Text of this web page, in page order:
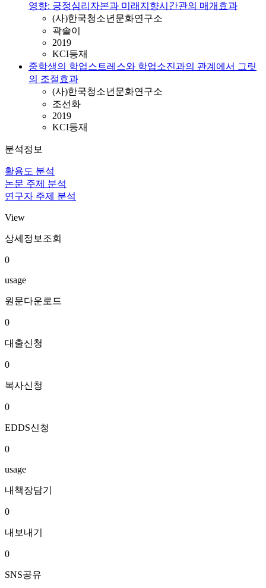
영향: 긍정심리자본과 미래지향시간관의 매개효과
(사)한국청소년문화연구소
곽솔이
2019
KCI등재
중학생의 학업스트레스와 학업소진과의 관계에서 그릿
의 조절효과
(사)한국청소년문화연구소
조선화
2019
KCI등재
분석정보
활용도 분석
논문 주제 분석
연구자 주제 분석
View
상세정보조회
0
usage
원문다운로드
0
대출신청
0
복사신청
0
EDDS신청
0
usage
내책장담기
0
내보내기
0
SNS공유